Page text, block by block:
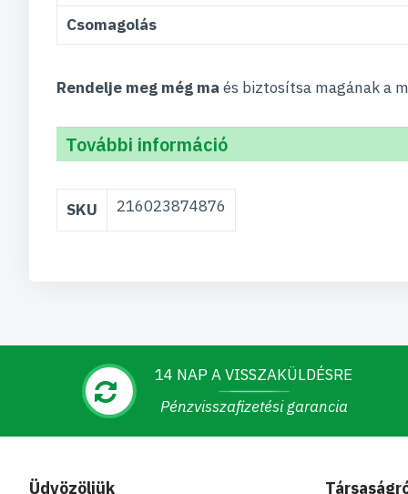
Csomagolás
Rendelje meg még ma és biztosítsa magának a
További információ
információ
SKU 216023874876
14 NAP A VISSZAKÜLDÉSRE
Pénzvisszafizetési garancia
Üdvözöljük